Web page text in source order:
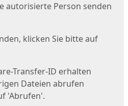
autorisierte Person senden
klicken Sie bitte auf
Transfer-ID erhalten
Dateien abrufen
'Abrufen'.